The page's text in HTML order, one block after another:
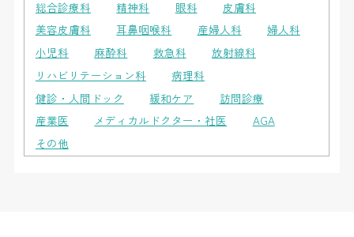
総合診療科
精神科 眼科
皮膚科
美容皮膚科
耳鼻咽喉科 産婦人科
婦人科
小児科
麻酔科 救急科
放射線科
リハビリテーション科
病理科
健診・人間ドック
緩和ケア
訪問診療
産業医
メディカルドクター・社医
AGA
その他